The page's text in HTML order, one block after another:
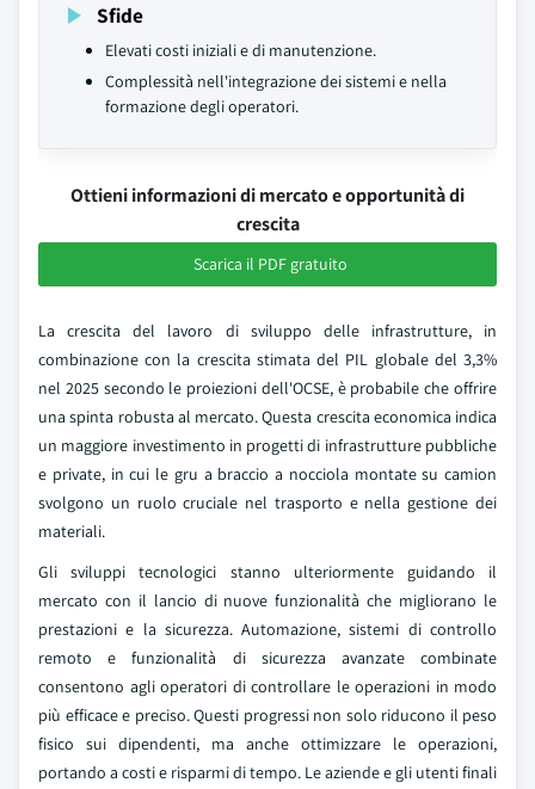
Sfide
Elevati costi iniziali e di manutenzione.
Complessità nell'integrazione dei sistemi e nella
formazione degli operatori.
Ottieni informazioni di mercato e opportunità di
crescita
Scarica il PDF gratuito
La crescita del lavoro di sviluppo delle infrastrutture, in
combinazione con la crescita stimata del PIL globale del 3,3%
nel 2025 secondo le proiezioni dell'OCSE, è probabile che offrire
una spinta robusta al mercato. Questa crescita economica indica
un maggiore investimento in progetti di infrastrutture pubbliche
e private, in cui le gru a braccio a nocciola montate su camion
svolgono un ruolo cruciale nel trasporto e nella gestione dei
materiali.
Gli sviluppi tecnologici stanno ulteriormente guidando il
mercato con il lancio di nuove funzionalità che migliorano le
prestazioni e la sicurezza. Automazione, sistemi di controllo
remoto e funzionalità di sicurezza avanzate combinate
consentono agli operatori di controllare le operazioni in modo
più efficace e preciso. Questi progressi non solo riducono il peso
fisico sui dipendenti, ma anche ottimizzare le operazioni,
portando a costi e risparmi di tempo. Le aziende e gli utenti finali